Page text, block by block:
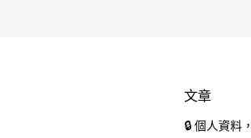
文章
🔒 個人資料